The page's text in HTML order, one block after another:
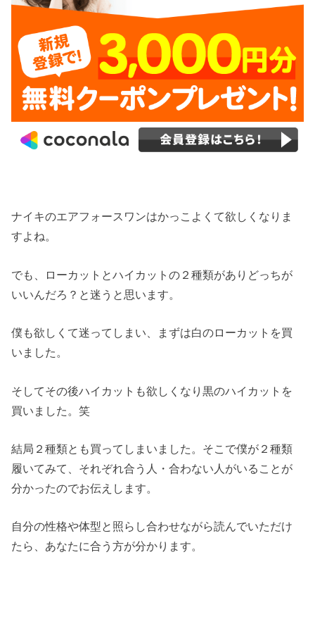
ナイキのエアフォースワンはかっこよくて欲しくなりま
すよね。
でも、ローカットとハイカットの２種類がありどっちが
いいんだろ？と迷うと思います。
僕も欲しくて迷ってしまい、まずは白のローカットを買
いました。
そしてその後ハイカットも欲しくなり黒のハイカットを
買いました。笑
結局２種類とも買ってしまいました。そこで僕が２種類
履いてみて、それぞれ合う人・合わない人がいることが
分かったのでお伝えします。
自分の性格や体型と照らし合わせながら読んでいただけ
たら、あなたに合う方が分かります。